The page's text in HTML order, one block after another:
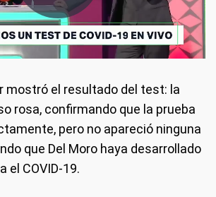
mostró el resultado del test: la
rosa, confirmando que la prueba
pero no apareció ninguna
que Del Moro haya desarrollado
el COVID-19.